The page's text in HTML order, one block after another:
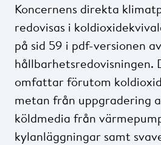
Koncernens direkta
redovisas i
på sid 59 i pdf-versionen
hållbarhetsredovisningen.
omfattar förutom
metan från uppgradering
köldmedia från
kylanläggningar samt